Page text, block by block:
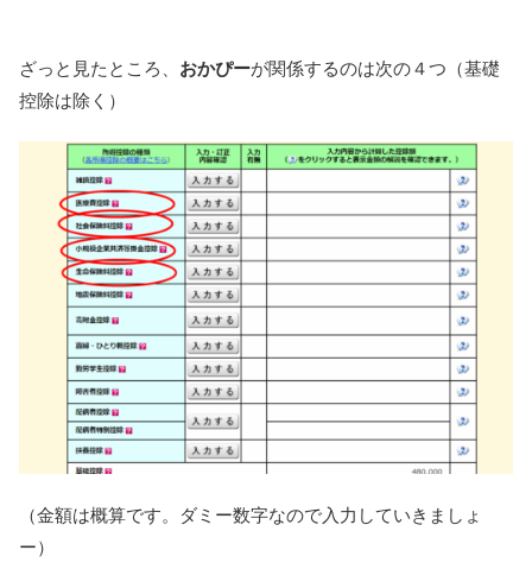
ざっと見たところ、 おかぴーが関係するのは次の４つ（基礎
控除は除く）
（金額は概算です。ダミー数字なので入力していきましょ
ー）